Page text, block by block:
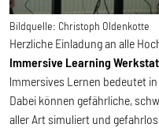
Bildquelle: Christoph Oldenkotte
Herzliche Einladung an alle
Immersive Learning
lmmersives Lernen bedeutet
Dabei können gefährliche,
aller Art simuliert und